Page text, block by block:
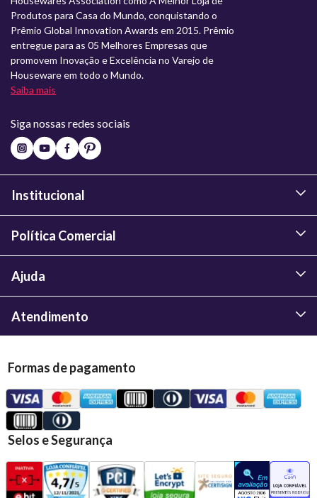
Produtos para Casa do Mundo, conquistando o
Prêmio Global Innovation Awards em 2015. Prêmio
entregue para as 05 Melhores Empresas que
promovem Inovação e Excelência no Varejo de
Houseware em todo o Mundo.
Saiba mais
Siga nossas redes sociais
Institucional
Política Comercial
Ajuda
Atendimento
Formas de pagamento
Selos e Segurança